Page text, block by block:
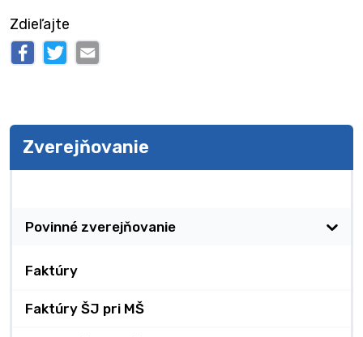
Zdieľajte
Zverejňovanie
Povinné zverejňovanie
Faktúry
Faktúry ŠJ pri MŠ